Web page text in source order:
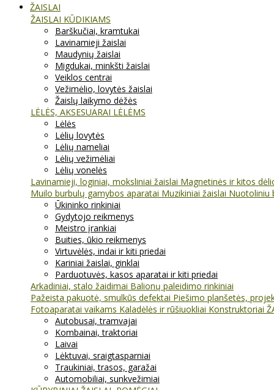
ŽAISLAI
ŽAISLAI KŪDIKIAMS
Barškučiai, kramtukai
Lavinamieji žaislai
Maudynių žaislai
Migdukai, minkšti žaislai
Veiklos centrai
Vežimėlio, lovytės žaislai
Žaislų laikymo dėžės
LĖLĖS, AKSESUARAI LĖLĖMS
Lėlės
Lėlių lovytės
Lėlių nameliai
Lėlių vežimėliai
Lėlių vonelės
Lavinamieji, loginiai, moksliniai žaislai Magnetinės ir kitos
Muilo burbulų gamybos aparatai Muzikiniai žaislai Nuotoliniu
Ūkininko rinkiniai
Gydytojo reikmenys
Meistro įrankiai
Buities, ūkio reikmenys
Virtuvėlės, indai ir kiti priedai
Kariniai žaislai, ginklai
Parduotuvės, kasos aparatai ir kiti priedai
Arkadiniai, stalo žaidimai Balionų paleidimo rinkiniai
Pažeista pakuotė, smulkūs defektai Piešimo planšetės,
Fotoaparatai vaikams Kaladėlės ir rūšiuokliai Konstruktoriai
Autobusai, tramvajai
Kombainai, traktoriai
Laivai
Lėktuvai, sraigtasparniai
Traukiniai, trasos, garažai
Automobiliai, sunkvežimiai